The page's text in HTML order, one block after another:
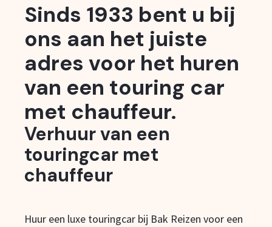
Sinds 1933 bent u bij
ons aan het juiste
adres voor het huren
van een touring car
met chauffeur.
Verhuur van een
touringcar met
chauffeur
Huur een luxe touringcar bij Bak Reizen voor een